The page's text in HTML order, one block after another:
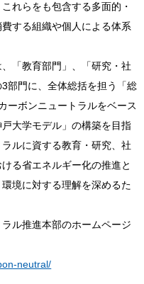
れらをも包含する多面的・
する組織や個人による体系
「教育部門」、「研究・社
部門に、全体総括を担う「総
ーボンニュートラルをベース
大学モデル」の構築を目指
ルに資する教育・研究、社
る省エネルギー化の推進と
境に対する理解を深めるた
ル推進本部のホームページ
neutral/